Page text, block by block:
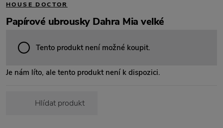
HOUSE DOCTOR
Papírové ubrousky Dahra Mia velké
Tento produkt není možné koupit.
Je nám líto, ale tento produkt není k dispozici.
Hlídat produkt